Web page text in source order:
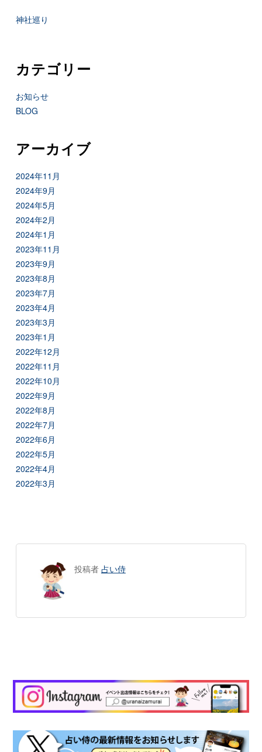
神社巡り
カテゴリー
お知らせ
BLOG
アーカイブ
2024年11月
2024年9月
2024年5月
2024年2月
2024年1月
2023年11月
2023年9月
2023年8月
2023年7月
2023年4月
2023年3月
2023年1月
2022年12月
2022年11月
2022年10月
2022年9月
2022年8月
2022年7月
2022年6月
2022年5月
2022年4月
2022年3月
投稿者 占い侍